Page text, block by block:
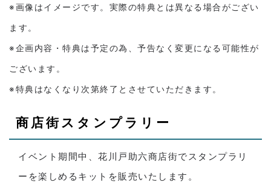
※画像はイメージです。実際の特典とは異なる場合がござい
ます。
※企画内容・特典は予定の為、予告なく変更になる可能性が
ございます。
※特典はなくなり次第終了とさせていただきます。
商店街スタンプラリー
イベント期間中、花川戸助六商店街でスタンプラリ
ーを楽しめるキットを販売いたします。